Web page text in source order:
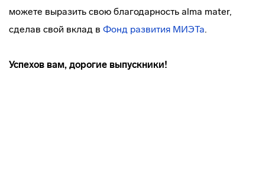
можете выразить свою благодарность alma mater,
сделав свой вклад в Фонд развития МИЭТа.
Успехов вам, дорогие выпускники!